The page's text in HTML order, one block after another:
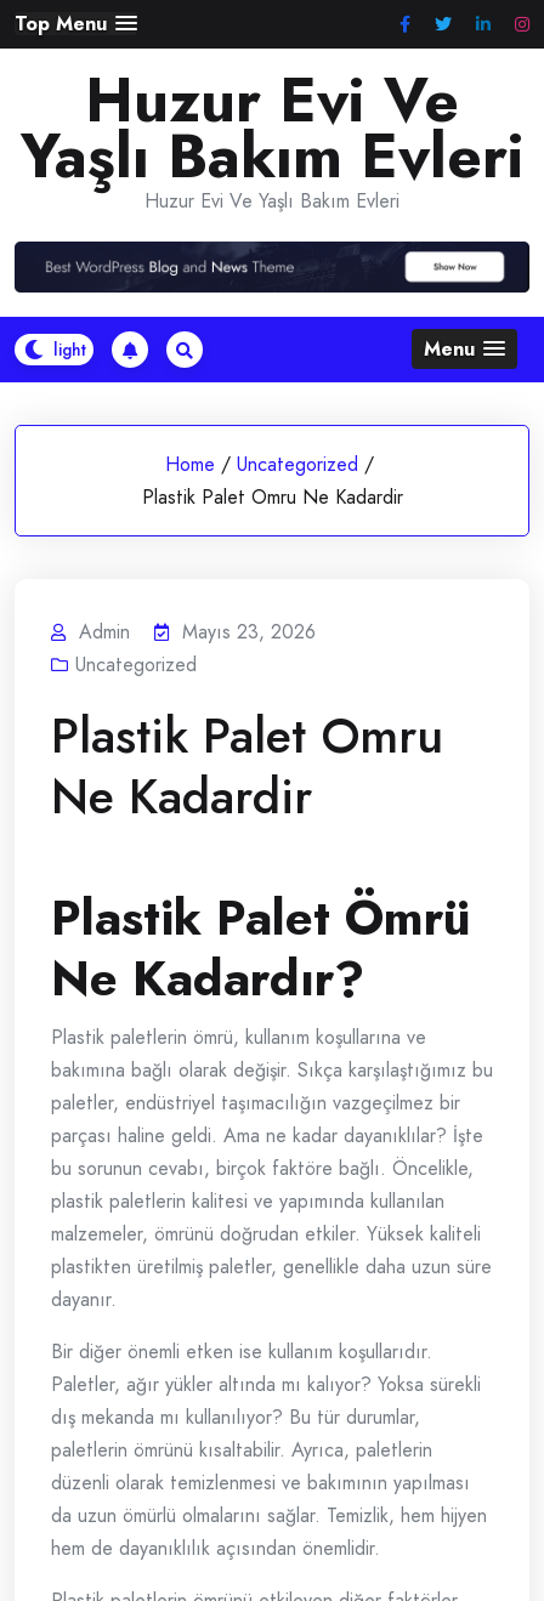
Skip
to
Top Menu
Huzur Evi Ve
Yaşlı Bakım Evleri
Huzur Evi Ve Yaşlı Bakım Evleri
Menu
Home / Uncategorized /
Plastik Palet Omru Ne Kadardir
Admin
Mayıs 23, 2026
Uncategorized
Plastik Palet Omru
Ne Kadardir
Plastik Palet Ömrü
Ne Kadardır?
Plastik paletlerin ömrü, kullanım koşullarına ve
bakımına bağlı olarak değişir. Sıkça karşılaştığımız bu
paletler, endüstriyel taşımacılığın vazgeçilmez bir
parçası haline geldi. Ama ne kadar dayanıklılar? İşte
bu sorunun cevabı, birçok faktöre bağlı. Öncelikle,
plastik paletlerin kalitesi ve yapımında kullanılan
malzemeler, ömrünü doğrudan etkiler. Yüksek kaliteli
plastikten üretilmiş paletler, genellikle daha uzun süre
dayanır.
Bir diğer önemli etken ise kullanım koşullarıdır.
Paletler, ağır yükler altında mı kalıyor? Yoksa sürekli
dış mekanda mı kullanılıyor? Bu tür durumlar,
paletlerin ömrünü kısaltabilir. Ayrıca, paletlerin
düzenli olarak temizlenmesi ve bakımının yapılması
da uzun ömürlü olmalarını sağlar. Temizlik, hem hijyen
hem de dayanıklılık açısından önemlidir.